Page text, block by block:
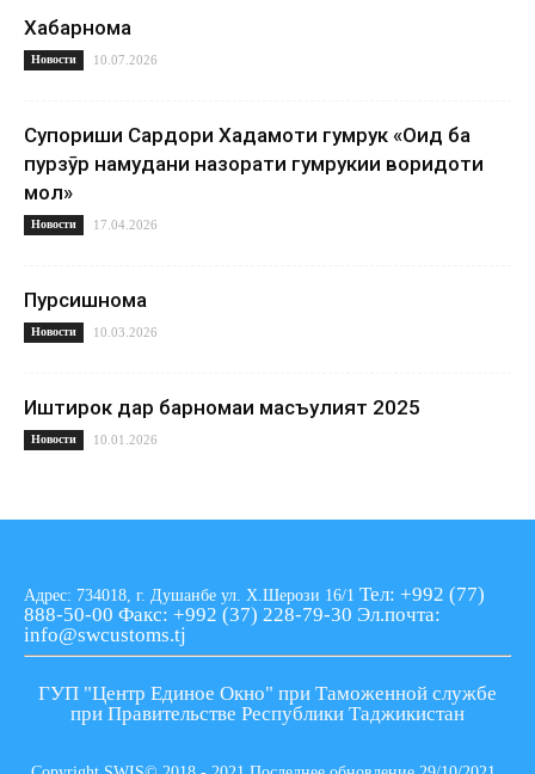
Хабарнома
Новости 10.07.2026
Супориши Сардори Хадамоти гумрук «Оид ба
пурзӯр намудани назорати гумрукии воридоти
мол»
Новости 17.04.2026
Пурсишнома
Новости 10.03.2026
Иштирок дар барномаи масъулият 2025
Новости 10.01.2026
Адрес: 734018, г. Душанбе ул. Х.Шерози 16/1 Тел: +992 (77)
888-50-00 Факс: +992 (37) 228-79-30 Эл.почта:
info@swcustoms.tj
ГУП "Центр Единое Окно" при Таможенной службе
при Правительстве Республики Таджикистан